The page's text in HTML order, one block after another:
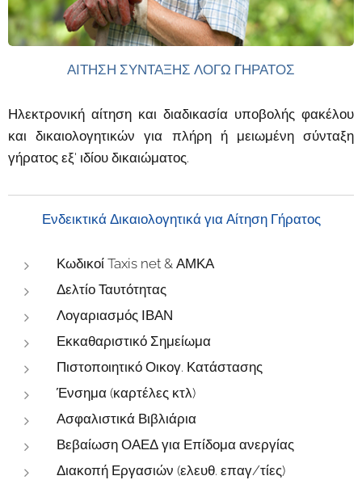
ΑΙΤΗΣΗ ΣΥΝΤΑΞΗΣ ΛΟΓΩ ΓΗΡΑΤΟΣ
Ηλεκτρονική αίτηση και διαδικασία υποβολής φακέλου
και δικαιολογητικών για πλήρη ή μειωμένη σύνταξη
γήρατος εξ' ιδίου δικαιώματος.
Ενδεικτικά Δικαιολογητικά για Αίτηση Γήρατος
Κωδικοί Taxis net & ΑΜΚΑ
Δελτίο Ταυτότητας
Λογαριασμός ΙΒΑΝ
Εκκαθαριστικό Σημείωμα
Πιστοποιητικό Οικογ. Κατάστασης
Ένσημα (καρτέλες κτλ)
Ασφαλιστικά Βιβλιάρια
Βεβαίωση ΟΑΕΔ για Επίδομα ανεργίας
Διακοπή Εργασιών (ελευθ. επαγ/τίες)